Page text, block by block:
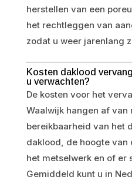
herstellen van een
het rechtleggen van
zodat u weer jarenlang
Kosten daklood
u verwachten?
De kosten voor het
Waalwijk hangen af
bereikbaarheid van het
daklood, de hoogte van
het metselwerk en of er
Gemiddeld kunt u in